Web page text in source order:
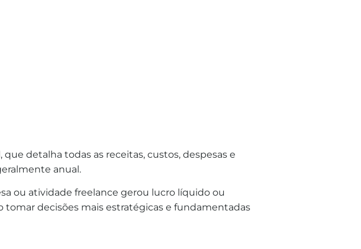
detalha todas as receitas, custos, despesas e
anual.
ou atividade freelance gerou lucro líquido ou
decisões mais estratégicas e fundamentadas